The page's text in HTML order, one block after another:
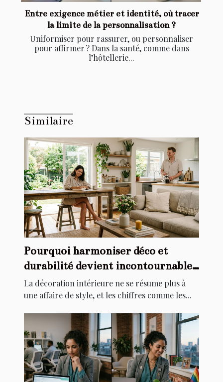
Entre exigence métier et identité, où tracer
la limite de la personnalisation ?
Uniformiser pour rassurer, ou personnaliser
pour affirmer ? Dans la santé, comme dans
l’hôtellerie...
Similaire
Pourquoi harmoniser déco et
durabilité devient incontournable
chez soi
La décoration intérieure ne se résume plus à
une affaire de style, et les chiffres comme les...